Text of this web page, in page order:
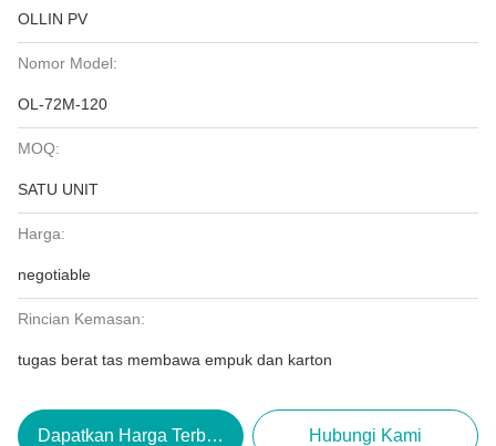
OLLIN PV
Nomor Model:
OL-72M-120
MOQ:
SATU UNIT
Harga:
negotiable
Rincian Kemasan:
tugas berat tas membawa empuk dan karton
Dapatkan Harga Terbaik Hubungi Kami